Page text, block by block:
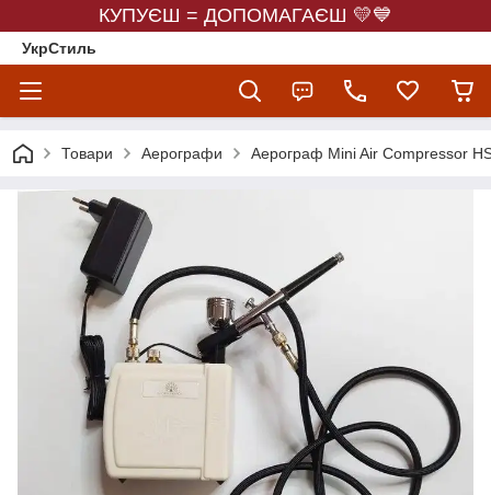
КУПУЄШ = ДОПОМАГАЄШ 💛💙
УкрСтиль
Товари Аерографи Аерограф Mini Air Compressor